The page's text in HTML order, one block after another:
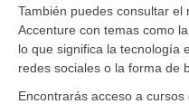
También puedes consultar
Accenture con temas como
lo que significa la tecnología
redes sociales o la forma de
Encontrarás acceso a